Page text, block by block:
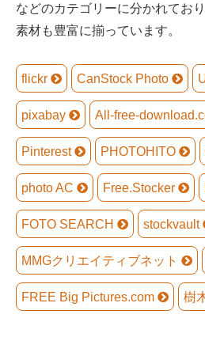
などのカテゴリーに分かれてお
素材も豊富に揃っています。
flickr CanStock Photo
pixabay All-free-
Pinterest PHOTOHITO
photo AC Free.Stocker
FOTO SEARCH stockvault
MMGクリエイティブネット
FREE Big Pictures.com 樹